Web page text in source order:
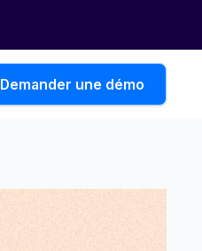
Demander une démo